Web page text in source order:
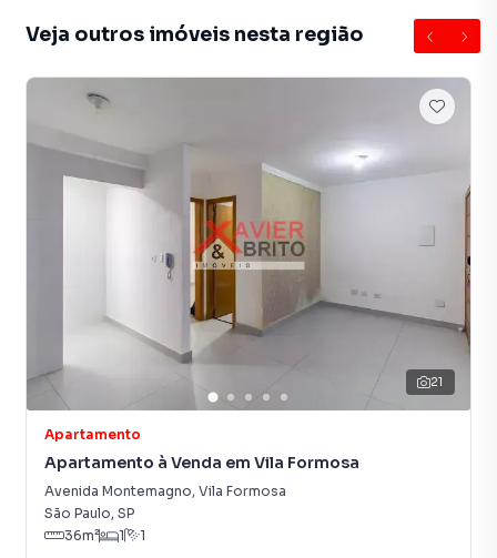
Veja outros imóveis nesta região
21
Apartamento
Apartamento à Venda em Vila Formosa
Avenida Montemagno, Vila Formosa
São Paulo, SP
36m² 1 1